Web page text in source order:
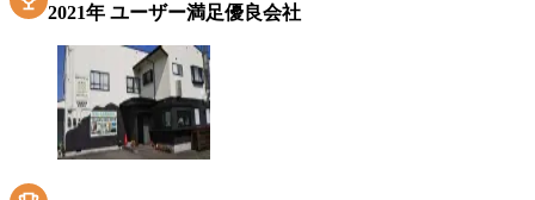
2021年 ユーザー満足優良会社